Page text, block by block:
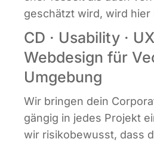
geschätzt wird, wird hier
CD · Usability ·
Webdesign für
Umgebung
Wir brin­gen dein
gän­gig in jedes Pro­jekt
wir risi­ko­be­wusst, dass